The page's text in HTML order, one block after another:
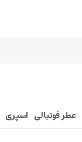
عطر فوتبالی اسپری